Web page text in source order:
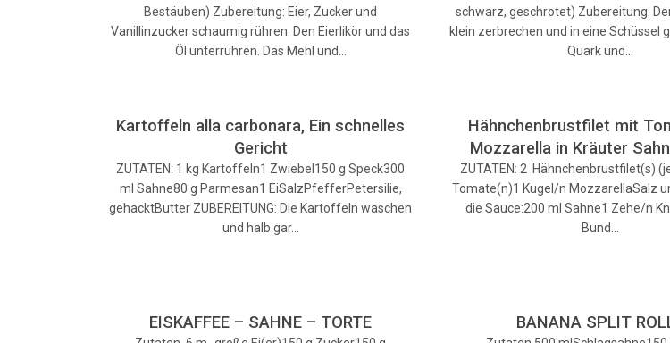
Bestäuben) Zubereitung: Eier, Zucker und
Vanillinzucker schaumig rühren. Den Eierlikör und das
Öl unterrühren. Das Mehl und…
schwarz, geschrotet) Zubereitung:
klein zerbrechen und in eine Schüssel
Quark und…
Kartoffeln alla carbonara, Ein schnelles
Gericht
ZUTATEN: 1 kg Kartoffeln1 Zwiebel150 g Speck300
ml Sahne80 g Parmesan1 EiSalzPfefferPetersilie,
gehacktButter ZUBEREITUNG: Die Kartoffeln waschen
und halb gar…
Hähnchenbrustfilet mit
Mozzarella in Kräuter
ZUTATEN: 2 Hähnchenbrustfilet(s)
Tomate(n)1 Kugel/n MozzarellaSalz
die Sauce:200 ml Sahne1 Zehe/n
Bund…
EISKAFFEE – SAHNE – TORTE BANANA SPLIT